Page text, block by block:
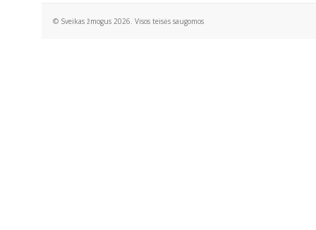
© Sveikas žmogus 2026. Visos teisės saugomos